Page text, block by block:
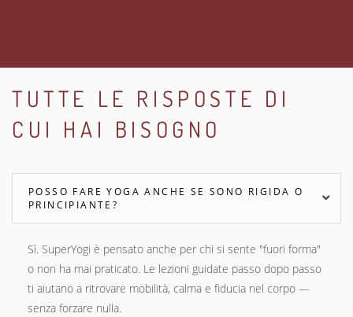
TUTTE LE RISPOSTE DI
CUI HAI BISOGNO
POSSO FARE YOGA ANCHE SE SONO RIGIDA O
PRINCIPIANTE?
Sì. SuperYogi è pensato anche per chi si sente "fuori forma"
o non ha mai praticato. Le lezioni guidate passo dopo passo
ti aiutano a ritrovare mobilità, calma e fiducia nel corpo —
senza forzare nulla.